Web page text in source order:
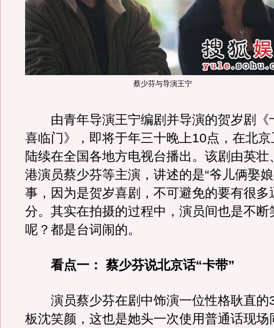
蔡少芬与导演王宁
由青年导演王宁编剧并导演的贺岁剧《
喜临门》，即将于年三十晚上10点，在北
陆续在全国各地方电视台播出。该剧由英壮
港演员蔡少芬等主演，讲述的是“爷儿俩娶
事，因为是贺岁喜剧，不可避免的要有很多
分。其实在拍摄的过程中，演员间也是不断
呢？都是台词闹的。
看点一： 蔡少芬说北京话“卡带”
演员蔡少芬在剧中饰演一位性格耿直的
板沈笑颜，这也是她头一次使用普通话现场